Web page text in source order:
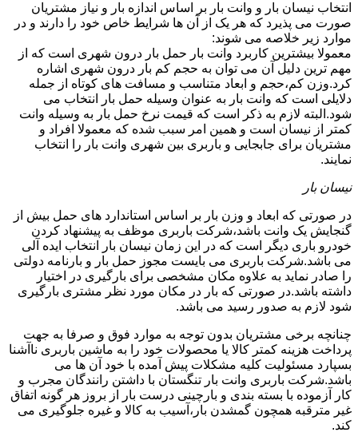
انتخاب نیسان بار و وانت بار بر اساس اندازه بار و نیاز مشتریان
صورت می پذیرد که هر یک از آن ها شرایط خاص خود را دارند و در
موارد زیر خلاصه می شوند:
معمولا بیشترین کاربرد وانت بار حمل بار درون شهری است که از
مهم ترین دلیل آن می توان به حجم کم بار درون شهری اشاره
کرد.وزن کم،حجم و ابعاد متناسب و مسافت های کوتاه از جمله
دلایلی است که وانت بار به عنوان وسیله حمل بار انتخاب می
شود.البته لازم به ذکر است که قیمت نرخ حمل بار به وسیله وانت
کمتر از نیسان است و همین امر سبب شده که معمولا افراد و
مشتریان برای جابجایی و باربری بین شهری وانت بار را انتخاب
نمایند.
نیسان بار
در صورتی که ابعاد و وزن بار بر اساس استاندارد های حمل بیش از
گنجایش یک وانت باشد،شرکت باربری موظف به پیشنهاد کردن
خودرو باری دیگر است که در این زمان نیسان بار انتخاب ایده آلی
می باشد.شرکت باربری می بایست مجوز حمل بار و بارنامه دولتی
را صادر نماید به علاوه مکان مشخصی برای بارگیری در اختیار
داشته باشد.در صورتی که بار در مکان مورد نظر مشتری بارگیری
شود لازم به صدور رسید می باشد.
چنانچه برخی مشتریان بدون توجه به موارد فوق و صرفا به جهت
پرداخت هزینه کمتر کالا یا محصولات خود را به ماشین باربری ناآشنا
بسپارد مسئولیت کلیه مشکلات پیش آمده با خود آن ها می
باشد.شرکت باربری وانت بار تنگستان با داشتن رانندگان مجرب و
کار آزموده با بسته بندی و بارچینی درست بار از بروز هر گونه اتفاق
غیر مترقبه همچون گمشدن بار،آسیب به کالا و غیره جلوگیری می
کند.